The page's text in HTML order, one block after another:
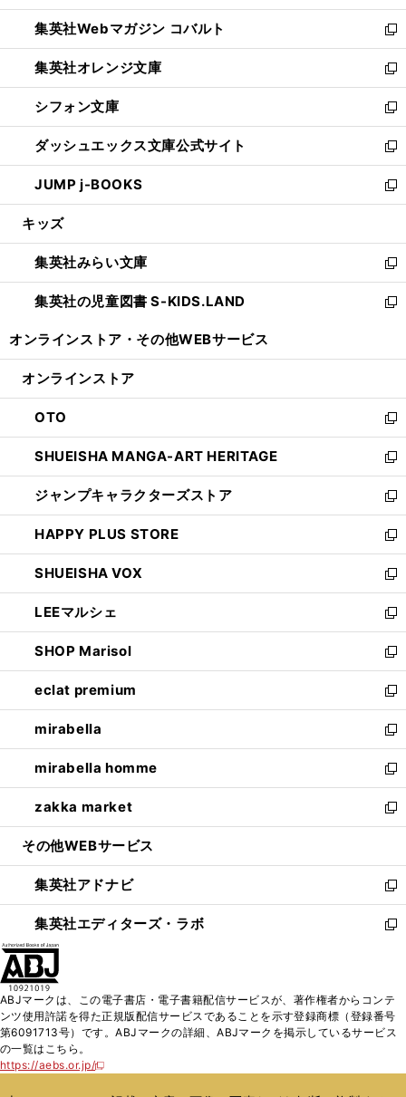
開
く
ウ
で
開
く
ン
ド
ウ
で
開
く
ウ
ィ
ン
ド
ウ
で
開
く
集英社Webマガジン コバルト
新
し
い
ウ
ィ
ン
ド
ウ
で
開
集英社オレンジ文庫
新
し
い
ウ
ィ
ン
ド
ウ
開
く
シフォン文庫
新
し
い
ウ
ィ
ン
ウ
で
開
く
ダッシュエックス文庫公式サイト
新
し
い
ウ
ン
ド
ウ
で
JUMP j-BOOKS
新
し
ウ
ィ
ン
ド
開
キッズ
集英社みらい文庫
新
し
い
ン
ウ
で
開
く
集英社の児童図書 S-KIDS.LAND
新
ウ
ン
ド
ウ
で
開
く
オンラインストア・ その他WEBサービス
オンラインストア
OTO
新
し
い
ウ
ィ
ン
ド
ウ
で
開
く
SHUEISHA MANGA-ART HERITAGE
新
し
い
ウ
ィ
ン
ド
ウ
で
開
く
ジャンプキャラクターズストア
新
し
い
ウ
ィ
ン
ド
ウ
で
開
く
HAPPY PLUS STORE
新
し
い
ウ
ィ
ン
ド
ウ
で
開
く
SHUEISHA VOX
新
し
い
ウ
ィ
ン
ド
ウ
で
開
く
LEEマルシェ
新
し
い
ウ
ィ
ン
ド
ウ
で
開
く
SHOP Marisol
新
し
い
ウ
ィ
ン
ド
ウ
で
開
eclat premium
新
し
い
ウ
ィ
ン
ド
ウ
開
く
mirabella
新
し
い
ウ
ィ
ン
ウ
で
開
く
mirabella homme
新
し
い
ウ
ン
ド
ウ
で
zakka market
新
し
ウ
ィ
ン
ド
く
その他WEBサービス
集英社アドナビ
新
し
い
ド
ウ
で
集英社エディターズ・ラボ
新
ィ
ン
ド
ABJマークは、この電子書店・電子書籍配信サービスが、著作権者からコンテ
ンツ使用許諾を得た正規版配信サービスであることを示す登録商標（登録番号
第6091713号）です。ABJマークの詳細、ABJマークを掲示しているサービス
の一覧はこちら。
https://aebs.or.jp/
新